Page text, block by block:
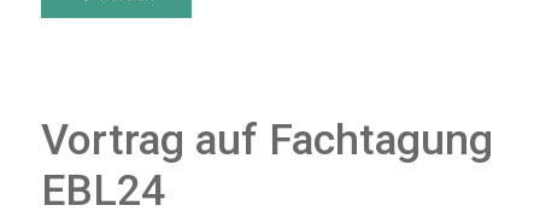
Vortrag auf Fachtagung
EBL24